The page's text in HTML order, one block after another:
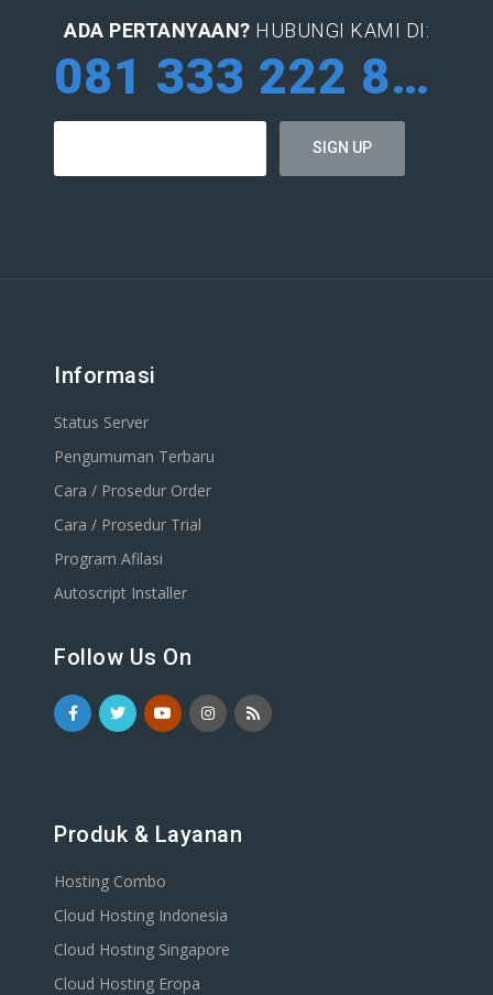
ADA PERTANYAAN? HUBUNGI KAMI DI:
081 333 222 884
Informasi
Status Server
Pengumuman Terbaru
Cara / Prosedur Order
Cara / Prosedur Trial
Program Afilasi
Autoscript Installer
Follow Us On
Produk & Layanan
Hosting Combo
Cloud Hosting Indonesia
Cloud Hosting Singapore
Cloud Hosting Eropa